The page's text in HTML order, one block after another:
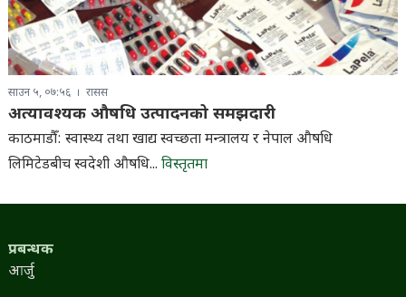
साउन ५, ०७:५६ रासस
अत्यावश्यक औषधि उत्पादनको समझदारी
काठमाडौँ: स्वास्थ्य तथा खाद्य स्वच्छता मन्त्रालय र नेपाल औषधि
लिमिटेडबीच स्वदेशी औषधि... विस्तृतमा
प्रबन्धक
आर्जु